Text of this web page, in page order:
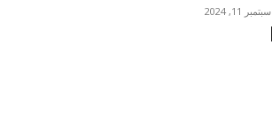
سبتمبر 11, 2024